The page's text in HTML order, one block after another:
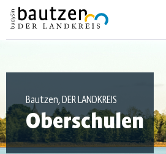
Bautzen, DER LANDKREIS
Oberschulen